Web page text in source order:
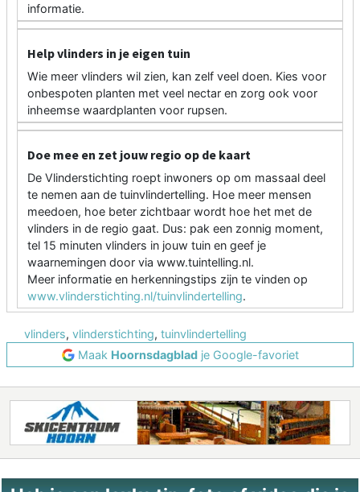
informatie.
Help vlinders in je eigen tuin
Wie meer vlinders wil zien, kan zelf veel doen. Kies voor
onbespoten planten met veel nectar en zorg ook voor
inheemse waardplanten voor rupsen.
Doe mee en zet jouw regio op de kaart
De Vlinderstichting roept inwoners op om massaal deel
te nemen aan de tuinvlindertelling. Hoe meer mensen
meedoen, hoe beter zichtbaar wordt hoe het met de
vlinders in de regio gaat. Dus: pak een zonnig moment,
tel 15 minuten vlinders in jouw tuin en geef je
waarnemingen door via www.tuintelling.nl.
Meer informatie en herkenningstips zijn te vinden op
www.vlinderstichting.nl/tuinvlindertelling.
vlinders, vlinderstichting, tuinvlindertelling
Maak Hoornsdagbladje Google-favoriet